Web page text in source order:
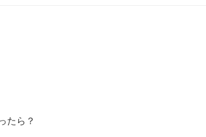
たら？